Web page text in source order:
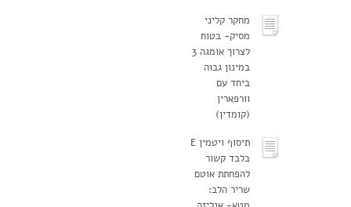
מחקר קליני
מסיק- בטוח
לצרוך אומגה 3
במינון גבוה
ביחד עם
וורפארין
(קומדין)
תיסוף ויטמין E
בלבד קשור
להפחתת אוטם
שריר הלב: